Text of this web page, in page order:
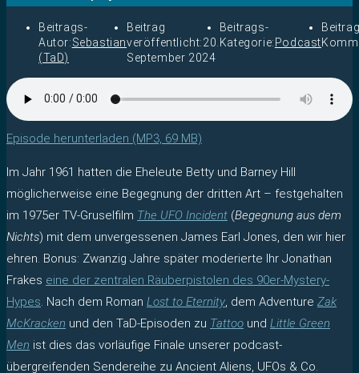
Beitrags-
Autor:Sebastian
(TaD)
Beitrag
veröffentlicht:20.
September 2024
Beitrags-
Kategorie: Podcast
Episode herunterladen (MP3, 69 MB)
Im Jahr 1961 hatten die Eheleute Betty und Barney Hill
möglicherweise eine Begegnung der dritten Art – festgehalten
im 1975er TV-Gruselfilm The UFO Incident (Begegnung aus dem
Nichts) mit dem unvergessenen James Earl Jones, den wir hier
ehren. Bonus: Zwanzig Jahre später moderierte Ihr Jonathan
Frakes eine der zentralen Räuberpistolen des 90er-Mystery-
Hypes. Nach dem Roman Lost to Eternity, dem Adventure Zak
McKracken und den TaD-Episoden zu Tattoo und Little Green
Men ist dies das vorläufige Finale unserer podcast-
übergreifenden Sendereihe zu Ancient Aliens, UFOs & Co.